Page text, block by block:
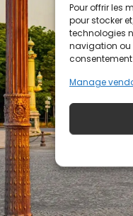
Pour offrir les
pour stocker
technologies
navigation ou
Manage